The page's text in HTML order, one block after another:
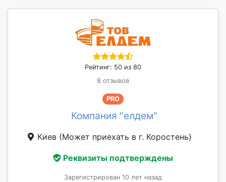
Рейтинг: 50 из 80
8 отзывов
PRO
Компания "елдем"
Киев (Может приехать в г. Коростень)
Реквизиты подтверждены
Зарегистрирован 10 лет назад